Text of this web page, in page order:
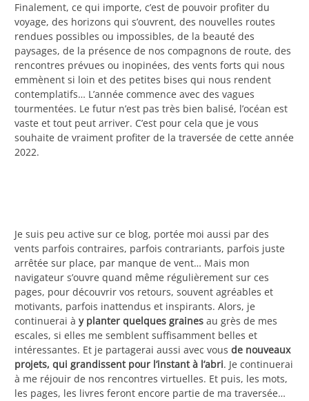
Finalement, ce qui importe, c’est de pouvoir profiter du
voyage, des horizons qui s’ouvrent, des nouvelles routes
rendues possibles ou impossibles, de la beauté des
paysages, de la présence de nos compagnons de route, des
rencontres prévues ou inopinées, des vents forts qui nous
emmènent si loin et des petites bises qui nous rendent
contemplatifs… L’année commence avec des vagues
tourmentées. Le futur n’est pas très bien balisé, l’océan est
vaste et tout peut arriver. C’est pour cela que je vous
souhaite de vraiment profiter de la traversée de cette année
2022.
Je suis peu active sur ce blog, portée moi aussi par des
vents parfois contraires, parfois contrariants, parfois juste
arrêtée sur place, par manque de vent… Mais mon
navigateur s’ouvre quand même régulièrement sur ces
pages, pour découvrir vos retours, souvent agréables et
motivants, parfois inattendus et inspirants. Alors, je
continuerai à y planter quelques graines au grès de mes
escales, si elles me semblent suffisamment belles et
intéressantes. Et je partagerai aussi avec vous de nouveaux
projets, qui grandissent pour l’instant à l’abri. Je continuerai
à me réjouir de nos rencontres virtuelles. Et puis, les mots,
les pages, les livres feront encore partie de ma traversée…